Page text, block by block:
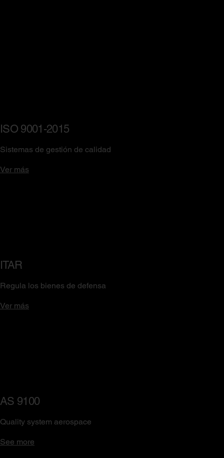
ISO 9001-2015
Sistemas de gestión de calidad
Ver más
ITAR
Regula los bienes de defensa
Ver más
AS 9100
Quality system aerospace
See more